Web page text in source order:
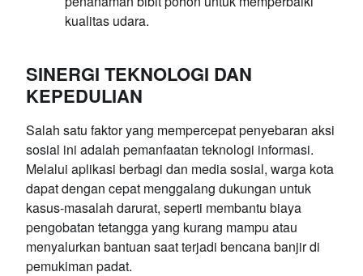
kualitas udara.
SINERGI TEKNOLOGI DAN
KEPEDULIAN
Salah satu faktor yang mempercepat penyebaran aksi
sosial ini adalah pemanfaatan teknologi informasi.
Melalui aplikasi berbagi dan media sosial, warga kota
dapat dengan cepat menggalang dukungan untuk
kasus-masalah darurat, seperti membantu biaya
pengobatan tetangga yang kurang mampu atau
menyalurkan bantuan saat terjadi bencana banjir di
pemukiman padat.